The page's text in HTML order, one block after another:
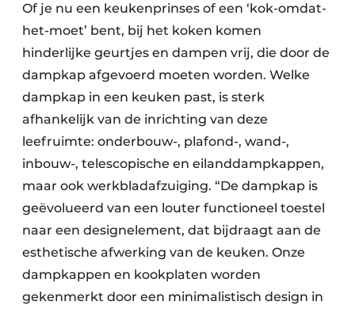
Of je nu een keukenprinses of een ‘kok-omdat-
het-moet’ bent, bij het koken komen
hinderlijke geurtjes en dampen vrij, die door de
dampkap afgevoerd moeten worden. Welke
dampkap in een keuken past, is sterk
afhankelijk van de inrichting van deze
leefruimte: onderbouw-, plafond-, wand-,
inbouw-, telescopische en eilanddampkappen,
maar ook werkbladafzuiging. “De dampkap is
geëvolueerd van een louter functioneel toestel
naar een designelement, dat bijdraagt aan de
esthetische afwerking van de keuken. Onze
dampkappen en kookplaten worden
gekenmerkt door een minimalistisch design in